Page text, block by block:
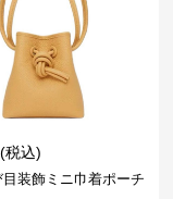
(税込)
装飾ミニ巾着ポーチ